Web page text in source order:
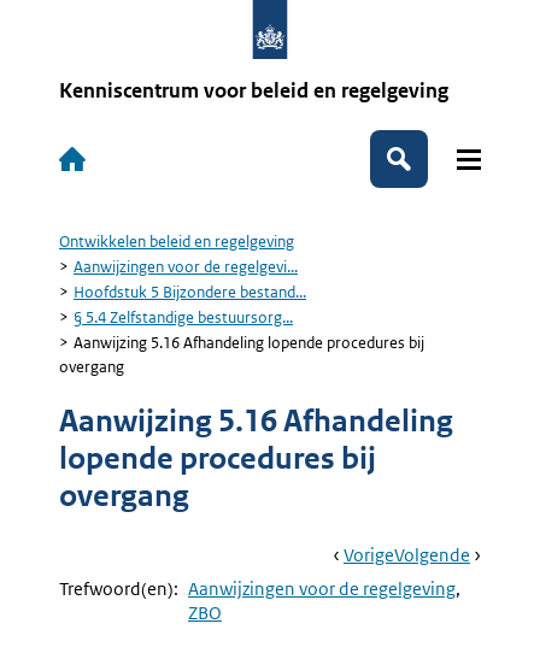
Kenniscentrum voor beleid en regelgeving
Hoofdnavigatie
Zoeken
Kruimelpad
Ontwikkelen beleid en regelgeving
Aanwijzingen voor de regelgevi...
Hoofdstuk 5 Bijzondere bestand...
§ 5.4 Zelfstandige bestuursorg...
Aanwijzing 5.16 Afhandeling lopende procedures bij
overgang
Aanwijzing 5.16 Afhandeling
lopende procedures bij
overgang
Book
Navigation
Ga
Naar
VorigePagina:
Aanwijzing
5.15
Ga
Naar
Volgende Pagina:
Trefwoord(en): Aanwijzingen voor de regelgeving
ZBO